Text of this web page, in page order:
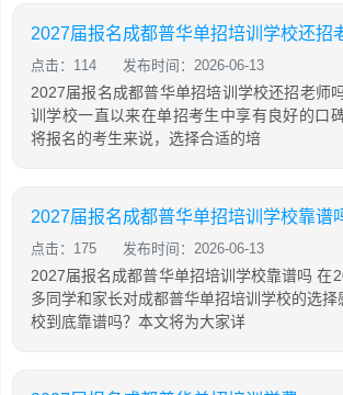
2027届报名成都普华单招培训学校还招
点击：114 发布时间：2026-06-13
2027届报名成都普华单招培训学校还招老师
训学校一直以来在单招考生中享有良好的口
将报名的考生来说，选择合适的培
2027届报名成都普华单招培训学校靠谱
点击：175 发布时间：2026-06-13
2027届报名成都普华单招培训学校靠谱吗 在
多同学和家长对成都普华单招培训学校的选
校到底靠谱吗？本文将为大家详